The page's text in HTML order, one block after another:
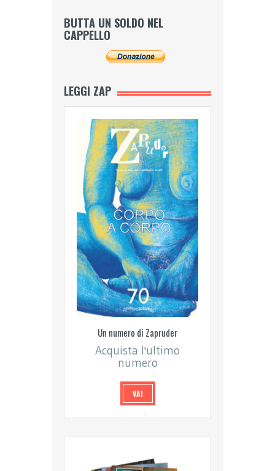
BUTTA UN SOLDO NEL
CAPPELLO
LEGGI ZAP
Un numero di Zapruder
Acquista l'ultimo
numero
VAI